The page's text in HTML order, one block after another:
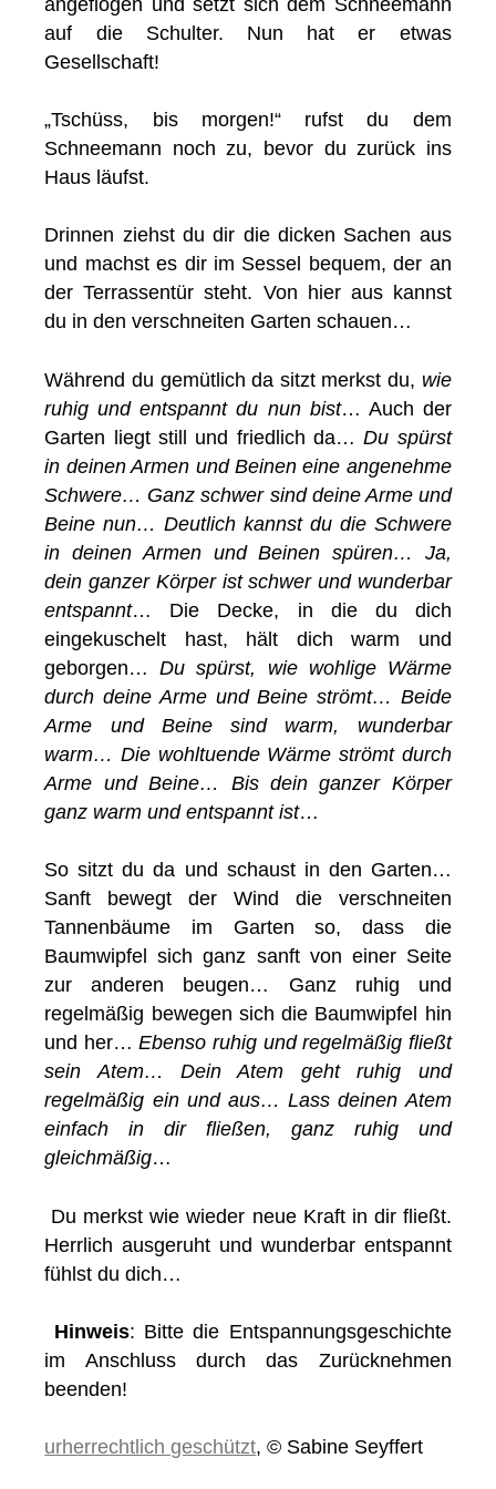
auf die Schulter. Nun hat er etwas
Gesellschaft!
„Tschüss, bis morgen!“ rufst du dem
Schneemann noch zu, bevor du zurück ins
Haus läufst.
Drinnen ziehst du dir die dicken Sachen aus
und machst es dir im Sessel bequem, der an
der Terrassentür steht. Von hier aus kannst
du in den verschneiten Garten schauen…
Während du gemütlich da sitzt merkst du, wie
ruhig und entspannt du nun bist… Auch der
Garten liegt still und friedlich da…Du spürst
in deinen Armen und Beinen eine angenehme
Schwere… Ganz schwer sind deine Arme und
Beine nun… Deutlich kannst du die Schwere
in deinen Armen und Beinen spüren… Ja,
dein ganzer Körper ist schwer und wunderbar
entspannt… Die Decke, in die du dich
eingekuschelt hast, hält dich warm und
geborgen…Du spürst, wie wohlige Wärme
durch deine Arme und Beine strömt… Beide
Arme und Beine sind warm, wunderbar
warm… Die wohltuende Wärme strömt durch
Arme und Beine… Bis dein ganzer Körper
ganz warm und entspannt ist…
So sitzt du da und schaust in den Garten…
Sanft bewegt der Wind die verschneiten
Tannenbäume im Garten so, dass die
Baumwipfel sich ganz sanft von einer Seite
zur anderen beugen… Ganz ruhig und
regelmäßig bewegen sich die Baumwipfel hin
und her…Ebenso ruhig und regelmäßig fließt
sein Atem… Dein Atem geht ruhig und
regelmäßig ein und aus… Lass deinen Atem
einfach in dir fließen, ganz ruhig und
gleichmäßig…
Du merkst wie wieder neue Kraft in dir fließt.
Herrlich ausgeruht und wunderbar entspannt
fühlst du dich…
Hinweis: Bitte die Entspannungsgeschichte
im Anschluss durch das Zurücknehmen
beenden!
urherrechtlich geschützt, © Sabine Seyffert